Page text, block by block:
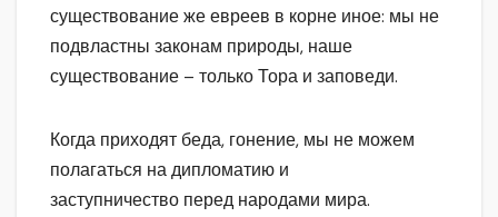
существование же евреев в корне иное: мы не
подвластны законам природы, наше
существование – только Тора и заповеди.
Когда приходят беда, гонение, мы не можем
полагаться на дипломатию и
заступничество перед народами мира.